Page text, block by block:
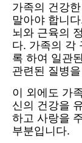
가족의 건강
말아야 합니
뇌와 근육의
다. 가족의 각
록 하여 일관
관련된 질병
이 외에도 가
신의 건강을
하고 사랑을
부분입니다.